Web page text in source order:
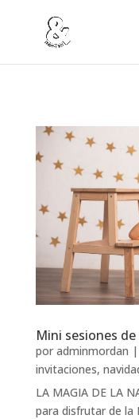
Mini sesiones
por adminmordan |
invitaciones,
LA MAGIA DE LA
para disfrutar de la